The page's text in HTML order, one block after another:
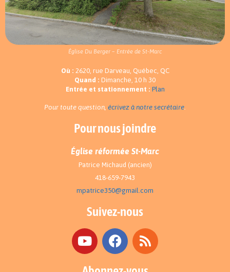
Église Du Berger – Entrée de St-Marc
Où : 2620, rue Darveau, Québec, QC
Quand : Dimanche, 10 h 30
Entrée et stationnement : Plan
Pour toute question, écrivez à notre secrétaire.
Pour nous joindre
Église réformée St-Marc
Patrice Michaud (ancien)
418-659-7943
mpatrice350@gmail.com
Suivez-nous